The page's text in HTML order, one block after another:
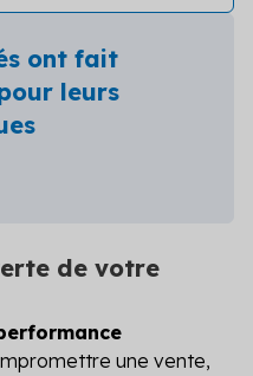
ont fait
leurs
de votre
une vente,